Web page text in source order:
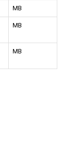
MB
MB
MB